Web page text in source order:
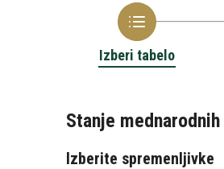
Izberi tabelo
Stanje
Izberite spremenljivke